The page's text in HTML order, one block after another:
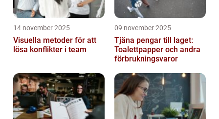
14 november 2025
Visuella metoder för att
lösa konflikter i team
09 november 2025
Tjäna pengar till laget:
Toalettpapper och andra
förbrukningsvaror